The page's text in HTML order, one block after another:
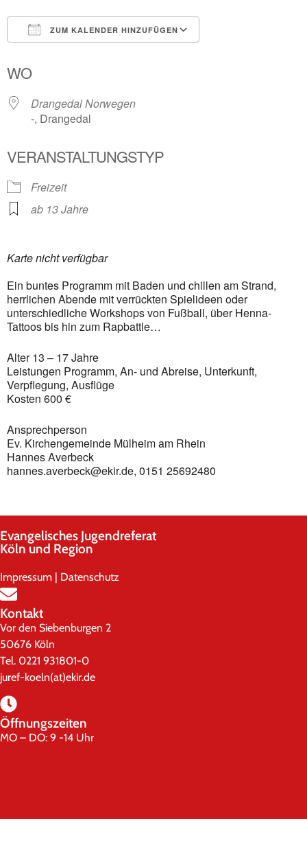
ZUM KALENDER HINZUFÜGEN
WO
Drangedal Norwegen
-, Drangedal
VERANSTALTUNGSTYP
Freizeit
ab 13 Jahre
Karte nicht verfügbar
Ein buntes Programm mit Baden und chillen am Strand,
herrlichen Abende mit verrückten Spielideen oder
unterschiedliche Workshops von Fußball, über Henna-
Tattoos bis hin zum Rapbattle…
Alter 13 – 17 Jahre
Leistungen Programm, An- und Abreise, Unterkunft,
Verpflegung, Ausflüge
Kosten 600 €
Ansprechperson
Ev. Kirchengemeinde Mülheim am Rhein
Hannes Averbeck
hannes.averbeck@ekir.de, 0151 25692480
Evangelisches Jugendreferat
Köln und Region
Impressum | Datenschutz
Kontakt
Vor den Siebenburgen 2
50676 Köln
Tel. 0221 931801-0
juref-koeln(at)ekir.de
Öffnungszeiten
MO – DO: 9 -14 Uhr